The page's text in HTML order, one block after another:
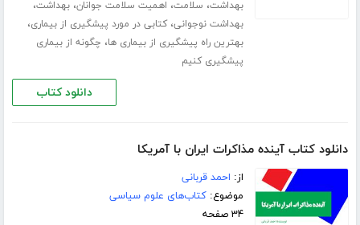
بهداشت، سلامت، اهمیت سلامت جوانان،بهداشت،
بهداشت نوجوانی،کتابی در مورد پیشگیری از بیماری،
بهترین راه پیشگیری از بیماری ها، چگونه از بیماری
پیشگیری کنیم
دانلود کتاب
دانلود کتاب آینده مذاکرات ایران با آمریکا
از: احمد قربانی
موضوع:کتاب‌های علوم سیاسی
۳۴ صفحه